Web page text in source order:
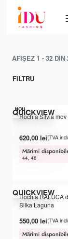
conținut
AFIȘEZ 1 - 32 DIN
FILTRU
NOU
QUICKVIEW
Rochia Silvia mov
Evaluat la5.00din 5
620,00 lei(TVA
Mărimi
44, 46
QUICKVIEW
Rochia RALUCA
Silka Laguna
550,00 lei(TVA
Mărimi